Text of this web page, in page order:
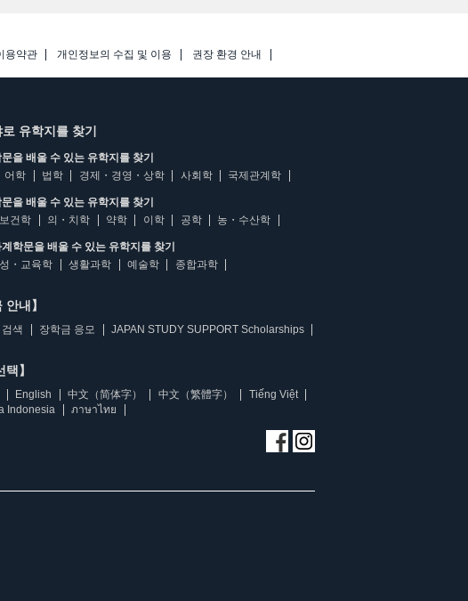
용약관 개인정보의 수집 및 이용 권장 환경 안내
유학지를 찾기
을 배울 수 있는 유학지를 찾기
어학 법학 경제・경영・상학 사회학 국제관계학
을 배울 수 있는 유학지를 찾기
건학
의・치학 약학 이학 공학 농・수산학
학문을 배울 수 있는 유학지를 찾기
・교육학
생활과학 예술학 종합과학
안내】
색 장학금 응모 JAPAN STUDY SUPPORT Scholarships
택】
English 中文（简体字） 中文（繁體字）
Tiếng Việt
Indonesia
ภาษาไทย